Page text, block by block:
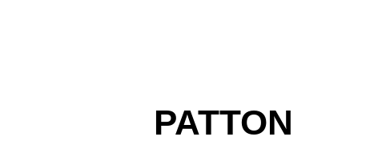
PATTON